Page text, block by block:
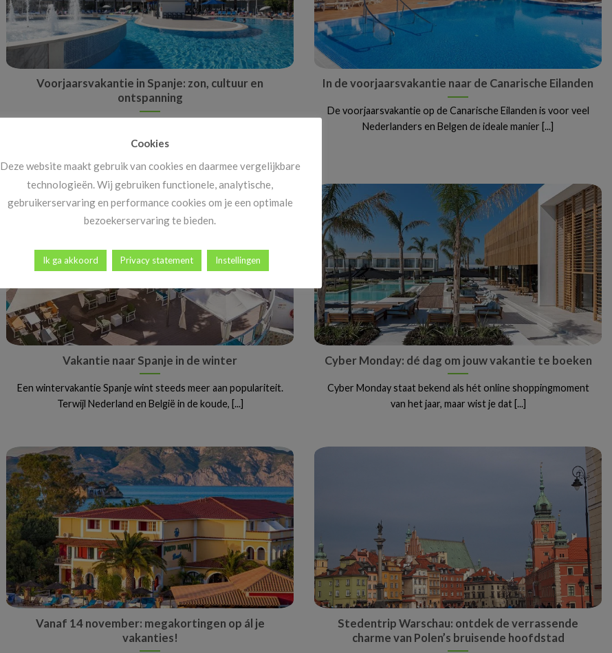
Voorjaarsvakantie in Spanje: zon, cultuur en
ontspanning
perfecte manier om even te ontsnappen [...]
In de voorjaarsvakantie naar de Canarische Eilanden
De voorjaarsvakantie op de Canarische Eilanden is voor veel
Nederlanders en Belgen de ideale manier [...]
Vakantie naar Spanje in de winter
Een wintervakantie Spanje wint steeds meer aan populariteit.
Terwijl Nederland en België in de koude, [...]
Cyber Monday: dé dag om jouw vakantie te boeken
Cyber Monday staat bekend als hét online shoppingmoment
van het jaar, maar wist je dat [...]
Vanaf 14 november: megakortingen op ál je
vakanties!
Stedentrip Warschau: ontdek de verrassende
charme van Polen’s bruisende hoofdstad
Cookies
Deze website maakt gebruik van cookies en daarmee vergelijkbare
technologieën. Wij gebruiken functionele, analytische,
gebruikerservaring en performance cookies om je een optimale
bezoekerservaring te bieden.
Ik ga akkoord Privacy statement Instellingen